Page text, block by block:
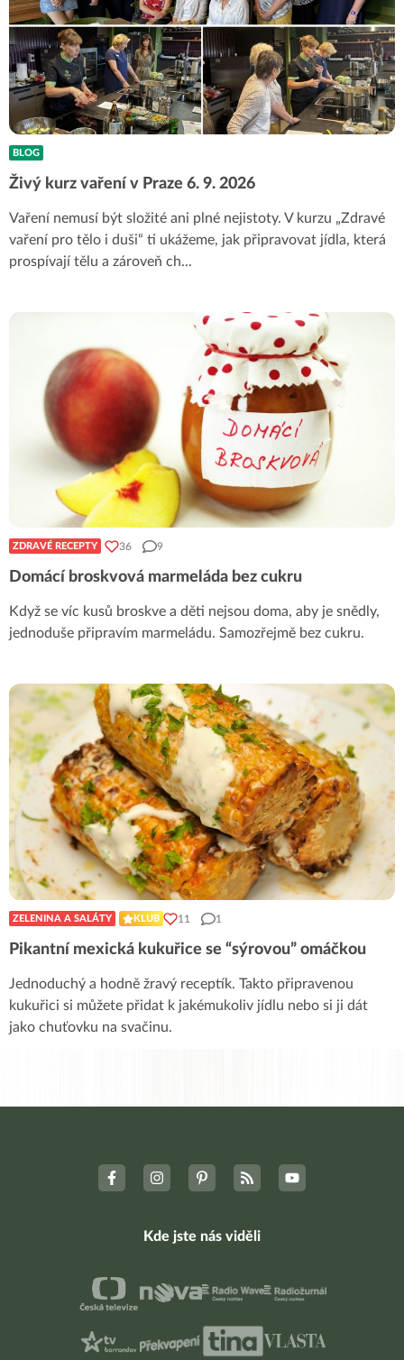
BLOG
Živý kurz vaření v Praze 6. 9. 2026
Vaření nemusí být složité ani plné nejistoty. V kurzu „Zdravé
vaření pro tělo i duši“ ti ukážeme, jak připravovat jídla, která
prospívají tělu a zároveň ch...
ZDRAVÉ RECEPTY 36 9
Domácí broskvová marmeláda bez cukru
Když se víc kusů broskve a děti nejsou doma, aby je snědly,
jednoduše připravím marmeládu. Samozřejmě bez cukru.
ZELENINA A SALÁTY KLUB 11 1
Pikantní mexická kukuřice se “sýrovou” omáčkou
Jednoduchý a hodně žravý receptík. Takto připravenou
kukuřici si můžete přidat k jakémukoliv jídlu nebo si ji dát
jako chuťovku na svačinu.
Kde jste nás viděli